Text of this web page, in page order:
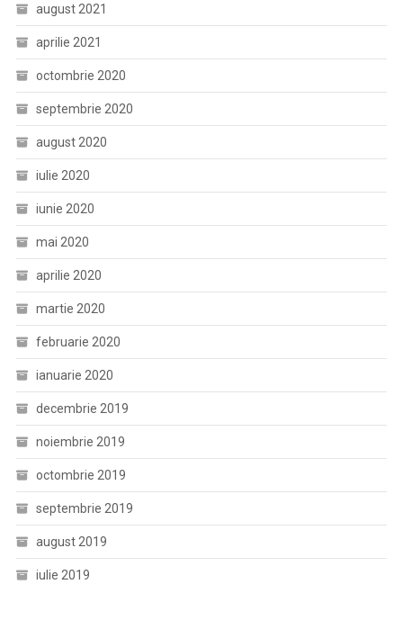
august 2021
aprilie 2021
octombrie 2020
septembrie 2020
august 2020
iulie 2020
iunie 2020
mai 2020
aprilie 2020
martie 2020
februarie 2020
ianuarie 2020
decembrie 2019
noiembrie 2019
octombrie 2019
septembrie 2019
august 2019
iulie 2019